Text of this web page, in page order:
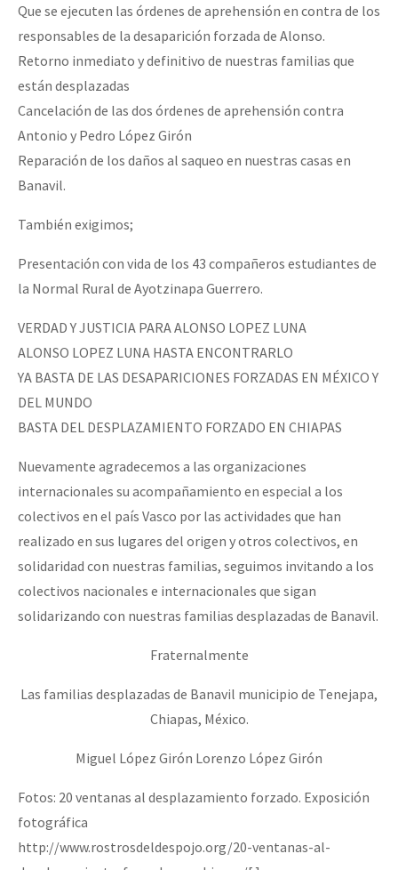
Que se ejecuten las órdenes de aprehensión en contra de los
responsables de la desaparición forzada de Alonso.
Retorno inmediato y definitivo de nuestras familias que
están desplazadas
Cancelación de las dos órdenes de aprehensión contra
Antonio y Pedro López Girón
Reparación de los daños al saqueo en nuestras casas en
Banavil.
También exigimos;
Presentación con vida de los 43 compañeros estudiantes de
la Normal Rural de Ayotzinapa Guerrero.
VERDAD Y JUSTICIA PARA ALONSO LOPEZ LUNA
ALONSO LOPEZ LUNA HASTA ENCONTRARLO
YA BASTA DE LAS DESAPARICIONES FORZADAS EN MÉXICO Y
DEL MUNDO
BASTA DEL DESPLAZAMIENTO FORZADO EN CHIAPAS
Nuevamente agradecemos a las organizaciones
internacionales su acompañamiento en especial a los
colectivos en el país Vasco por las actividades que han
realizado en sus lugares del origen y otros colectivos, en
solidaridad con nuestras familias, seguimos invitando a los
colectivos nacionales e internacionales que sigan
solidarizando con nuestras familias desplazadas de Banavil.
Fraternalmente
Las familias desplazadas de Banavil municipio de Tenejapa,
Chiapas, México.
Miguel López Girón Lorenzo López Girón
Fotos: 20 ventanas al desplazamiento forzado. Exposición
fotográfica
http://www.rostrosdeldespojo.org/20-ventanas-al-